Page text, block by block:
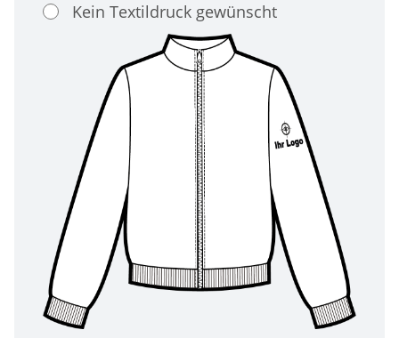
Kein Textildruck gewünscht